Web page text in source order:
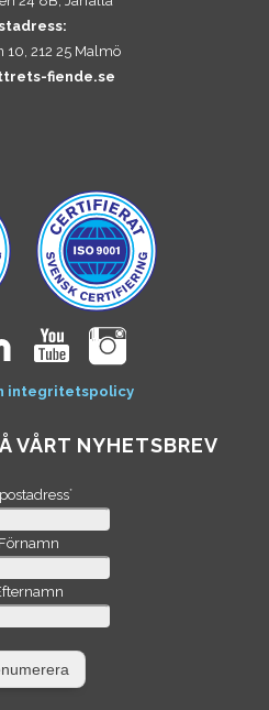
10, 212 25 Malmö
fiende.se
integritetspolicy
VÅRT NYHETSBREV
*
Förnamn